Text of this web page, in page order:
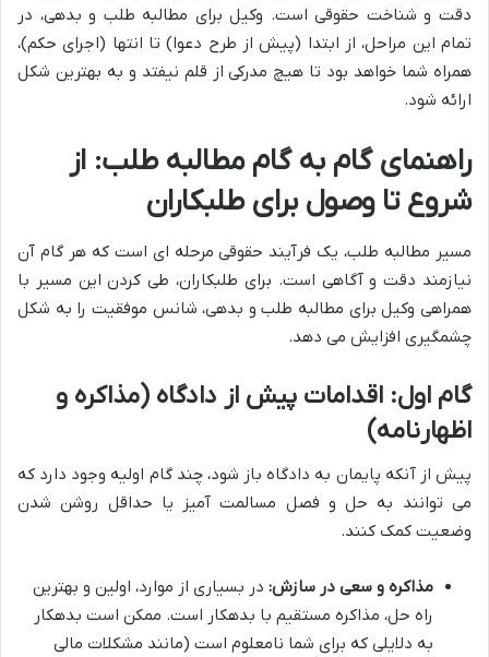
دقت و شناخت حقوقی است. وکیل برای مطالبه طلب و بدهی، در
تمام این مراحل، از ابتدا (پیش از طرح دعوا) تا انتها (اجرای حکم)،
همراه شما خواهد بود تا هیچ مدرکی از قلم نیفتد و به بهترین شکل
ارائه شود.
راهنمای گام به گام مطالبه طلب: از
شروع تا وصول برای طلبکاران
مسیر مطالبه طلب، یک فرآیند حقوقی مرحله ای است که هر گام آن
نیازمند دقت و آگاهی است. برای طلبکاران، طی کردن این مسیر با
همراهی وکیل برای مطالبه طلب و بدهی، شانس موفقیت را به شکل
چشمگیری افزایش می دهد.
گام اول: اقدامات پیش از دادگاه (مذاکره و
اظهارنامه)
پیش از آنکه پایمان به دادگاه باز شود، چند گام اولیه وجود دارد که
می توانند به حل و فصل مسالمت آمیز یا حداقل روشن شدن
وضعیت کمک کنند.
مذاکره و سعی در سازش: در بسیاری از موارد، اولین و بهترین
راه حل، مذاکره مستقیم با بدهکار است. ممکن است بدهکار
به دلایلی که برای شما نامعلوم است (مانند مشکلات مالی